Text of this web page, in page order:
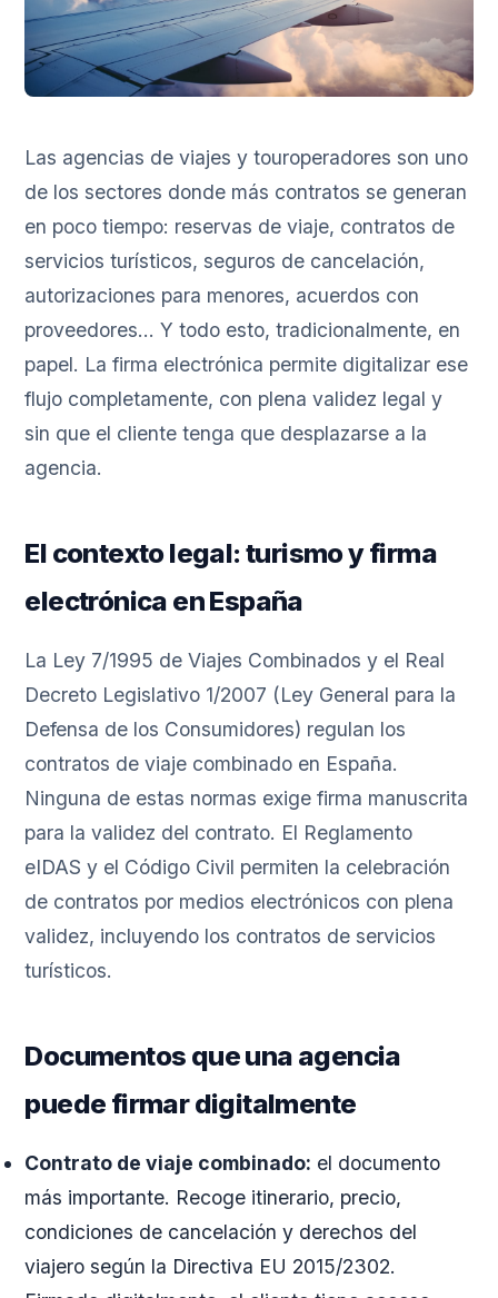
Las agencias de viajes y touroperadores son uno
de los sectores donde más contratos se generan
en poco tiempo: reservas de viaje, contratos de
servicios turísticos, seguros de cancelación,
autorizaciones para menores, acuerdos con
proveedores... Y todo esto, tradicionalmente, en
papel. La firma electrónica permite digitalizar ese
flujo completamente, con plena validez legal y
sin que el cliente tenga que desplazarse a la
agencia.
El contexto legal: turismo y firma
electrónica en España
La Ley 7/1995 de Viajes Combinados y el Real
Decreto Legislativo 1/2007 (Ley General para la
Defensa de los Consumidores) regulan los
contratos de viaje combinado en España.
Ninguna de estas normas exige firma manuscrita
para la validez del contrato. El Reglamento
eIDAS y el Código Civil permiten la celebración
de contratos por medios electrónicos con plena
validez, incluyendo los contratos de servicios
turísticos.
Documentos que una agencia
puede firmar digitalmente
Contrato de viaje combinado: el documento
más importante. Recoge itinerario, precio,
condiciones de cancelación y derechos del
viajero según la Directiva EU 2015/2302.